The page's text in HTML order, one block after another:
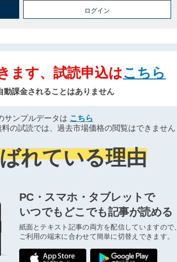
ログイン
ます、試読申込はこちら
動課金されることはありません
サンプルデータは こちら
の試読では、過去市場価格の閲覧はできません
れている理由
PC・スマホ・タブレットで
いつでもどこでも記事が読める
紙面とテキスト記事の両方を配信していますので、
ご利用の端末に合わせて簡単に切替えできます。